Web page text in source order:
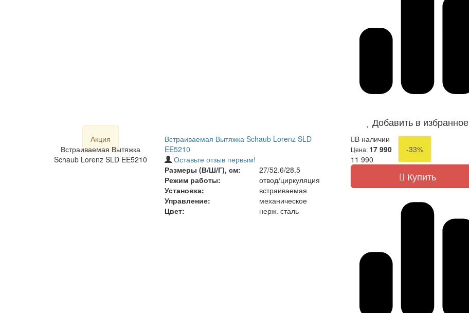
Добавить в избранное
Акция
Встраиваемая Вытяжка
Schaub Lorenz SLD EE5210
Встраиваемая Вытяжка Schaub Lorenz SLD
EE5210
Оставьте отзыв первым!
Размеры (В/Ш/Г), см:
27/52.6/28.5
Режим работы:
отвод/циркуляция
Установка:
встраиваемая
Управление:
механическое
Цвет:
нерж. сталь
В наличии
Цена: 17 990
-33%
11 990
Купить